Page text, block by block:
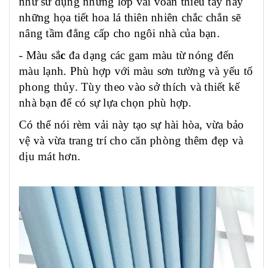
những họa tiết hoa lá thiên nhiên chắc chắn sẽ
nâng tầm đẳng cấp cho ngôi nhà của bạn.
- Màu sắc đa dạng các gam màu từ nóng đến
màu lạnh. Phù hợp với màu sơn tường và yếu tố
phong thủy. Tùy theo vào sở thích và thiết kế
nhà bạn để có sự lựa chọn phù hợp.
Có thể nói rèm vải này tạo sự hài hòa, vừa bảo
vệ và vừa trang trí cho căn phòng thêm đẹp và
dịu mát hơn.